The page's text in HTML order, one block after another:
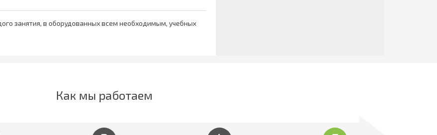
занятия, в оборудованных всем необходимым, учебных
Как мы работаем